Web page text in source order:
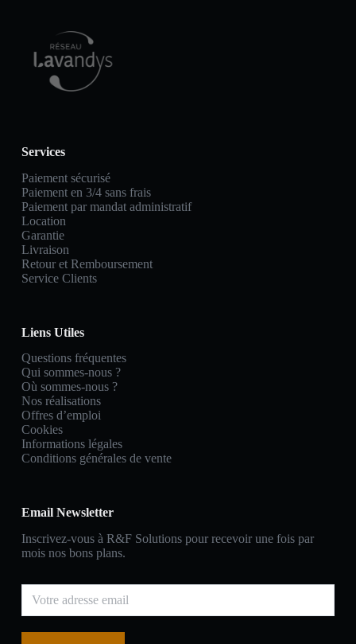
Services
Paiement sécurisé
Paiement en 3/4 sans frais
Paiement par mandat administratif
Location
Garantie
Livraison
Retour et Remboursement
Service Clients
Liens Utiles
Questions fréquentes
Qui sommes-nous ?
Où sommes-nous ?
Nos réalisations
Offres d’emploi
Cookies
Informations légales
Conditions générales de vente
Email Newsletter
Inscrivez-vous à R&F Solutions pour recevoir une fois par
mois nos bons plans.